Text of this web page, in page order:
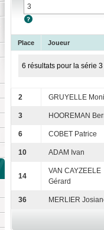
Place Joueur
6 résultats pour la série 3
2 GRUYELLE
3 HOOREMAN
6 COBET Patrice
10 ADAM Ivan
14
VAN CAYZEELE
Gérard
36 MERLIER